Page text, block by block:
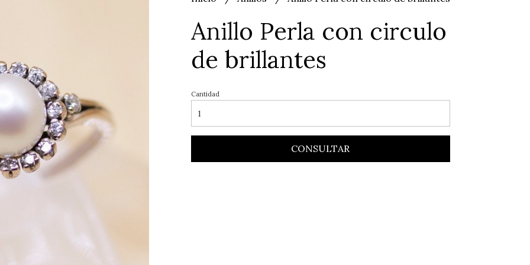
Anillo Perla con circulo
de brillantes
Cantidad
CONSULTAR